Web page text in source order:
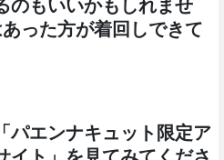
のもいいかもしれませ
った方が着回しできて
パエンナキュット限定ア